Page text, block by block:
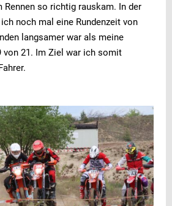
Rennen so richtig rauskam. In der
noch mal eine Rundenzeit von
langsamer war als meine
von 21. Im Ziel war ich somit